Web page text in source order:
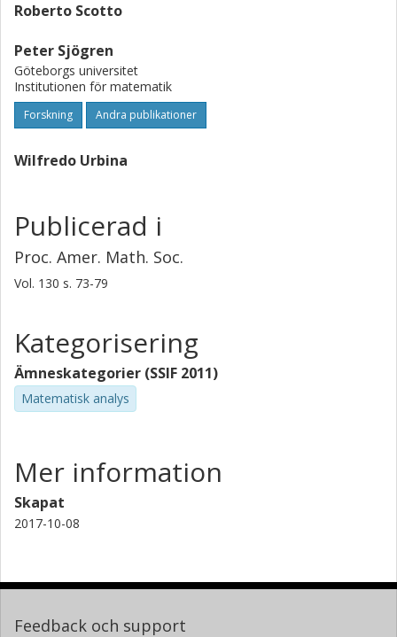
Roberto Scotto
Peter Sjögren
Göteborgs universitet
Institutionen för matematik
Forskning Andra publikationer
Wilfredo Urbina
Publicerad i
Proc. Amer. Math. Soc.
Vol. 130 s. 73-79
Kategorisering
Ämneskategorier (SSIF 2011)
Matematisk analys
Mer information
Skapat
2017-10-08
Feedback och support